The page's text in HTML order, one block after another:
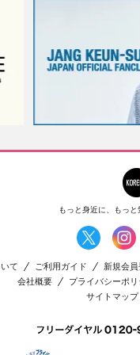
もっと身近に、もっと
て ご利用ガイド 新規会員
会社概要
プライバシーポリ
サイトマップ